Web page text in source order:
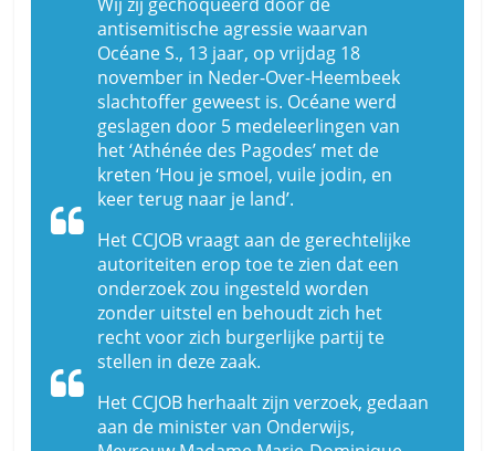
antisemitische agressie waarvan
Océane S., 13 jaar, op vrijdag 18
november in Neder-Over-Heembeek
slachtoffer geweest is. Océane werd
geslagen door 5 medeleerlingen van
het ‘Athénée des Pagodes’ met de
kreten ‘Hou je smoel, vuile jodin, en
keer terug naar je land’.
Het CCJOB vraagt aan de gerechtelijke
autoriteiten erop toe te zien dat een
onderzoek zou ingesteld worden
zonder uitstel en behoudt zich het
recht voor zich burgerlijke partij te
stellen in deze zaak.
Het CCJOB herhaalt zijn verzoek, gedaan
aan de minister van Onderwijs,